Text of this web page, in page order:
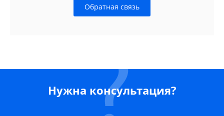
Обратная связь
Нужна консультация?